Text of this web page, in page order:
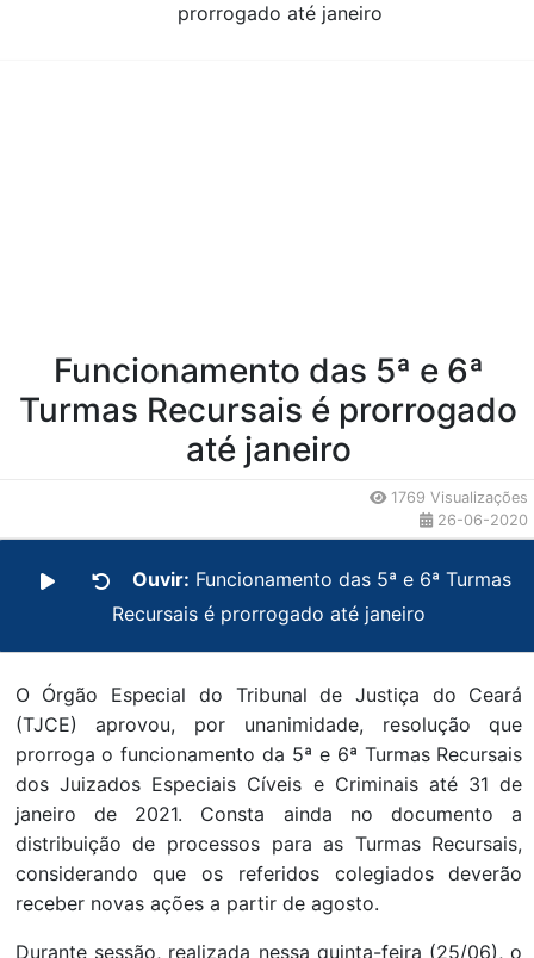
prorrogado até janeiro
Funcionamento das 5ª e 6ª
Turmas Recursais é prorrogado
até janeiro
1769 Visualizações
26-06-2020
Ouvir: Funcionamento das 5ª e 6ª Turmas
Recursais é prorrogado até janeiro
O Órgão Especial do Tribunal de Justiça do Ceará
(TJCE) aprovou, por unanimidade, resolução que
prorroga o funcionamento da 5ª e 6ª Turmas Recursais
dos Juizados Especiais Cíveis e Criminais até 31 de
janeiro de 2021. Consta ainda no documento a
distribuição de processos para as Turmas Recursais,
considerando que os referidos colegiados deverão
receber novas ações a partir de agosto.
Durante sessão, realizada nessa quinta-feira (25/06), o